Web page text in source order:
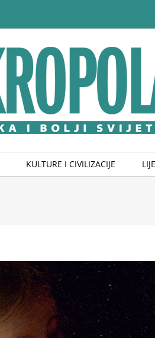
KULTURE I CIVILIZACIJE